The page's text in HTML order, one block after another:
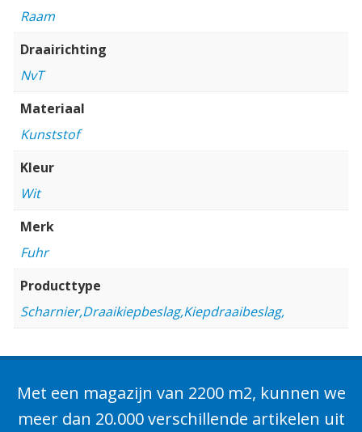
Raam
Draairichting
NvT
Materiaal
Kunststof
Kleur
Wit
Merk
Fuhr
Producttype
Scharnier,Draaikiepbeslag,Kiepdraaibeslag,
Met een magazijn van 2200 m2, kunnen we
meer dan 20.000 verschillende artikelen uit